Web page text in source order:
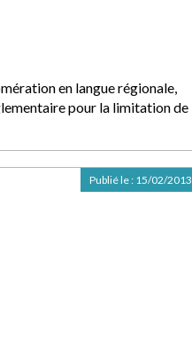
en langue régionale,
pour la limitation de
Publié le : 15/02/2013